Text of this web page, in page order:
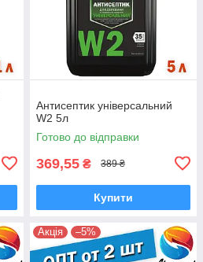
Антисептик універсальний
W2 5л
Готово до відправки
369,55 ₴ 389 ₴
Купити
Акція –5%